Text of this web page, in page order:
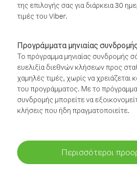
της επιλογής σας για διάρκεια 30
τιμές του Viber.
Προγράμματα μηνιαίας
Το πρόγραμμα μηνιαίας συνδρομής
ευελιξία διεθνών κλήσεων προς
χαμηλές τιμές, χωρίς να
του προγράμματος. Με το πρόγραμμα
συνδρομής μπορείτε να
κλήσεις που ήδη πραγματοποιείτε.
Περισσότεροι